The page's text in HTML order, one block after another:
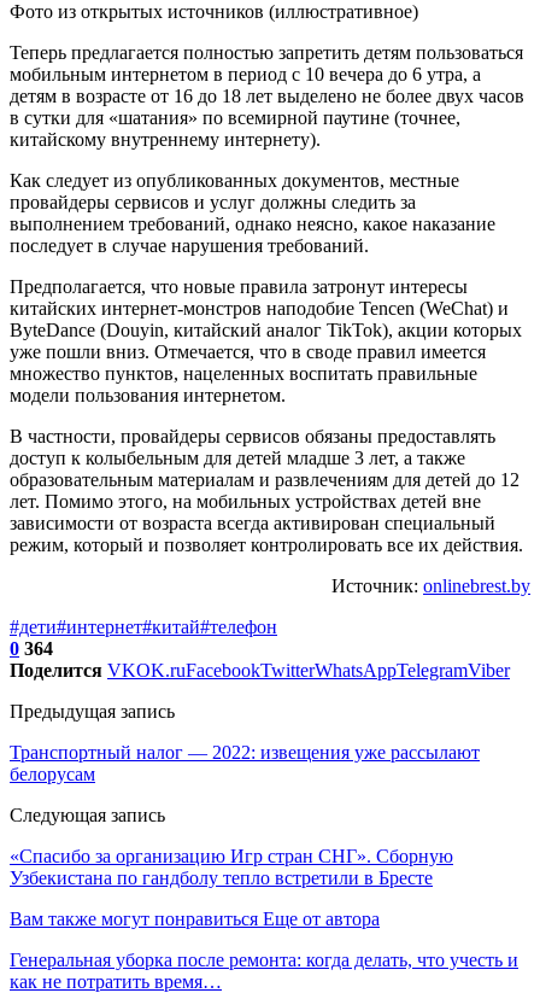
Фото из открытых источников (иллюстративное)
Теперь предлагается полностью запретить детям пользоваться
мобильным интернетом в период с 10 вечера до 6 утра, а
детям в возрасте от 16 до 18 лет выделено не более двух часов
в сутки для «шатания» по всемирной паутине (точнее,
китайскому внутреннему интернету).
Как следует из опубликованных документов, местные
провайдеры сервисов и услуг должны следить за
выполнением требований, однако неясно, какое наказание
последует в случае нарушения требований.
Предполагается, что новые правила затронут интересы
китайских интернет-монстров наподобие Tencen (WeChat) и
ByteDance (Douyin, китайский аналог TikTok), акции которых
уже пошли вниз. Отмечается, что в своде правил имеется
множество пунктов, нацеленных воспитать правильные
модели пользования интернетом.
В частности, провайдеры сервисов обязаны предоставлять
доступ к колыбельным для детей младше 3 лет, а также
образовательным материалам и развлечениям для детей до 12
лет. Помимо этого, на мобильных устройствах детей вне
зависимости от возраста всегда активирован специальный
режим, который и позволяет контролировать все их действия.
Источник: onlinebrest.by
#дети#интернет#китай#телефон
0 364
Поделится VKOK.ruFacebookTwitterWhatsAppTelegramViber
Предыдущая запись
Транспортный налог — 2022: извещения уже рассылают
белорусам
Следующая запись
«Спасибо за организацию Игр стран СНГ». Сборную
Узбекистана по гандболу тепло встретили в Бресте
Вам также могут понравиться Еще от автора
Генеральная уборка после ремонта: когда делать, что учесть и
как не потратить время…